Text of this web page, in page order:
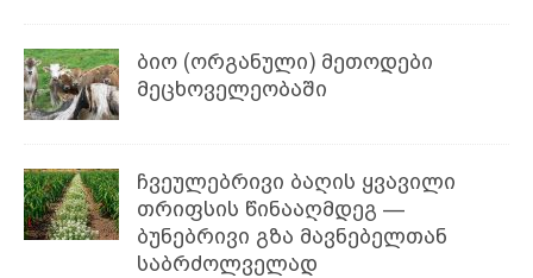
ბიო (ორგანული) მეთოდები
მეცხოველეობაში
ჩვეულებრივი ბაღის ყვავილი
თრიფსის წინააღმდეგ —
ბუნებრივი გზა მავნებელთან
საბრძოლველად